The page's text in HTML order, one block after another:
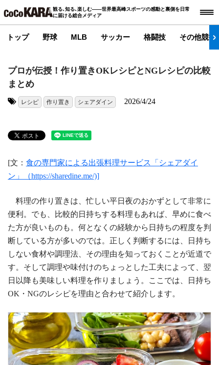
観る､知る､楽しむ――世界最高峰スポーツの感動と裏側を日常
に届ける総合メディア
トップ 野球 MLB サッカー 格闘技 その他競技
プロが伝授！作り置きOKレシピとNGレシピの比較
まとめ
レシピ 作り置き シェアダイン 2026/4/24
[文： 食の専門家による出張料理サービス「シェアダイ
ン」（https://sharedine.me/)]
料理の作り置きは、忙しい平日夜のおかずとして非常に
便利。でも、比較的日持ちする料理もあれば、早めに食べ
た方が良いものも。何となくの経験から日持ちの程度を判
断している方が多いのでは。正しく判断するには、日持ち
しない食材や調理法、その理由を知っておくことが近道で
す。そして調理や味付けのちょっとした工夫によって、翌
日以降も美味しい料理を作りましょう。ここでは、日持ち
OK・NGのレシピを理由と合わせて紹介します。